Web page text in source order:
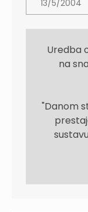
Uredba
na
"Danom
sustavu